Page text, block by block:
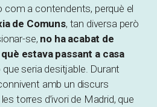
a contendents, perquè el
de Comuns, tan diversa però
se, no ha acabat de
estava passant a casa
seria desitjable. Durant
amb un discurs
torres d’ivori de Madrid, que